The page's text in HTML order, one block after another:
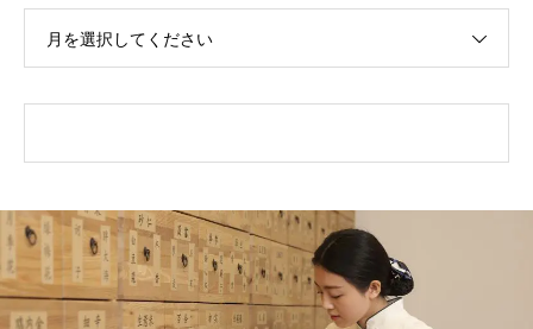
月を選択してください